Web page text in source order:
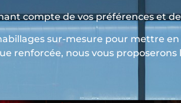
compte de vos préférences et
sur-mesure pour mettre
renforcée, nous vous proposerons